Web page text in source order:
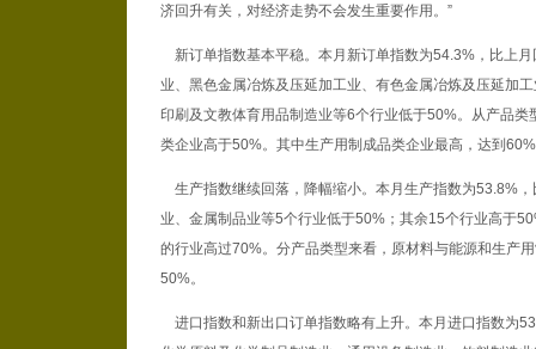
济回升有关，对经济走势不会发生重要作用。”
新订单指数基本平稳。本月新订单指数为54.3%，比上
业、黑色金属冶炼及压延加工业、有色金属冶炼及压延加
印刷及文教体育用品制造业等6个行业低于50%。从产品
类企业高于50%。其中生产用制成品类企业最高，达到
生产指数继续回落，降幅缩小。本月生产指数为53.8%
业、金属制品业等5个行业低于50%；其余15个行业高于
的行业高过70%。分产品类型来看，原材料与能源和生产
50%。
进口指数和新出口订单指数略有上升。本月进口指数为